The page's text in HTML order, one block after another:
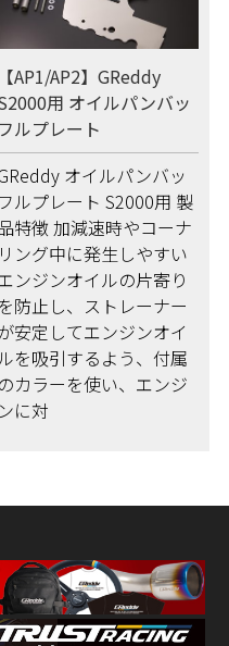
【AP1/AP2】GReddy
用 オイルパンバッ
フルプレート
オイルパンバッ
フルプレート S2000用 製
特徴 加減速時やコーナ
リング中に発生しやすい
ンジンオイルの片寄り
を防止し、ストレーナー
安定してエンジンオイ
を吸引するよう、付属
のカラーを使い、エンジ
ンに対